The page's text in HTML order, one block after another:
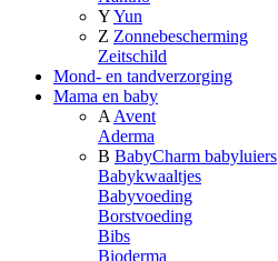
YYun
Z Zonnebescherming
Zeitschild
Mond- en tandverzorging
Mama en baby
A Avent
Aderma
B BabyCharm babyluiers
Babykwaaltjes
Babyvoeding
Borstvoeding
Bibs
Bioderma